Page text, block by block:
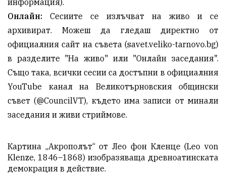
информация).
Онлайн: Сесиите се излъчват на живо и се
архивират. Можеш да гледаш директно от
официалния сайт на съвета (savet.veliko-tarnovo.bg)
в разделите "На живо" или "Онлайн заседания".
Също така, всички сесии са достъпни в официалния
YouTube канал на Великотърновския общински
съвет (@CouncilVT), където има записи от минали
заседания и живи стриймове.
Картина „Акрополът“ от Лео фон Кленце (Leo von
Klenze, 1846–1868) изобразяваща древноатинската
демокрация в действие.